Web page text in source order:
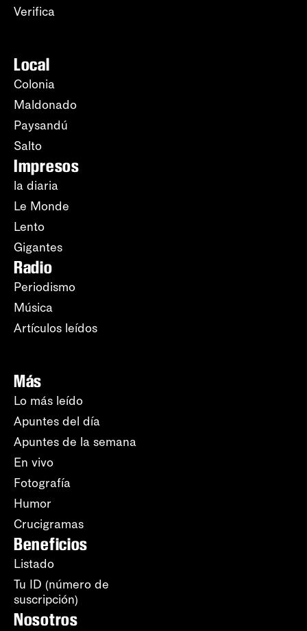
Verifica
Local
Colonia
Maldonado
Paysandú
Salto
Impresos
la diaria
Le Monde
Lento
Gigantes
Radio
Periodismo
Música
Artículos leídos
Más
Lo más leído
Apuntes del día
Apuntes de la semana
En vivo
Fotografía
Humor
Crucigramas
Beneficios
Listado
Tu ID (número de
suscripción)
Nosotros